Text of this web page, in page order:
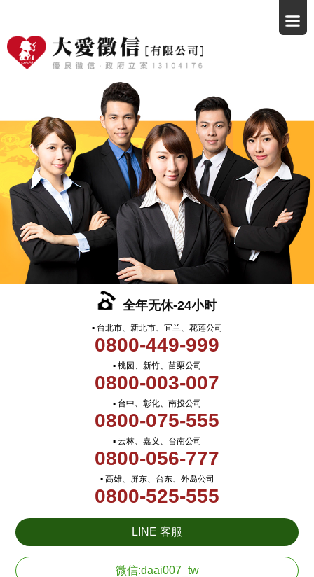
全年无休-24小时
▪ 台北市、新北市、宜兰、花莲公司
0800-449-999
▪ 桃园、新竹、苗栗公司
0800-003-007
▪ 台中、彰化、南投公司
0800-075-555
▪ 云林、嘉义、台南公司
0800-056-777
▪ 高雄、屏东、台东、外岛公司
0800-525-555
LINE 客服
微信:daai007_tw